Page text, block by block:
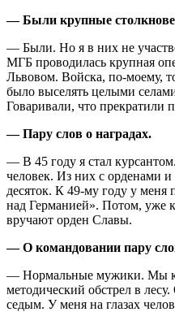
— Были крупные
— Были. Но я в них не
МГБ проводилась крупная
Львовом. Войска, по-моему,
было выселять целыми
Говаривали, что прекратили
— Пару слов о наградах.
— В 45 году я стал
человек. Из них с орденами и
десяток. К 49-му году у меня
над Германией». Потом, уже
вручают орден Славы.
— О командовании пару
— Нормальные мужики. Мы
методический обстрел в
седым. У меня на глазах